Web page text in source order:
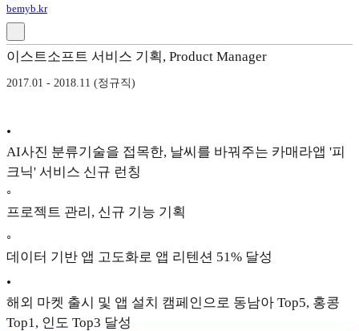
bemyb.kr
이스트소프트 서비스 기획, Product Manager
2017.01 - 2018.11 (정규직)
•
AI사진 분류기술을 접목한, 날씨를 바꿔주는 카매라앱 '피
크닉' 서비스 신규 런칭
◦
프로젝트 관리, 신규 기능 기획
◦
데이터 기반 앱 고도화로 앱 리텐션 51% 달성
•
해외 마켓 출시 및 앱 설치 캠페인으로 동남아 Top5, 홍콩
Top1, 인도 Top3 달성